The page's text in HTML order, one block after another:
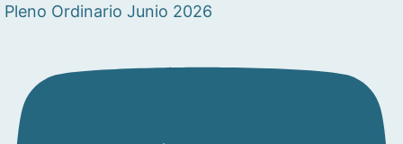
Pleno Ordinario Junio 2026